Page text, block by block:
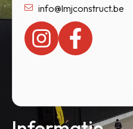
info@lmjconstruct.be